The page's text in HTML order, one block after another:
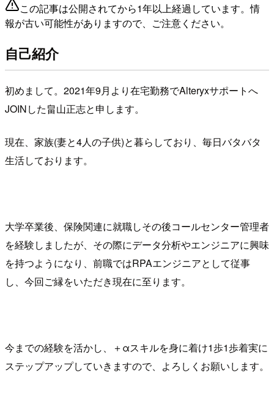
この記事は公開されてから1年以上経過しています。情
報が古い可能性がありますので、ご注意ください。
自己紹介
初めまして。2021年9月より在宅勤務でAlteryxサポートへ
JOINした畠山正志と申します。
現在、家族(妻と4人の子供)と暮らしており、毎日バタバタ
生活しております。
大学卒業後、保険関連に就職しその後コールセンター管理者
を経験しましたが、その際にデータ分析やエンジニアに興味
を持つようになり、前職ではRPAエンジニアとして従事
し、今回ご縁をいただき現在に至ります。
今までの経験を活かし、＋αスキルを身に着け1歩1歩着実に
ステップアップしていきますので、よろしくお願いします。